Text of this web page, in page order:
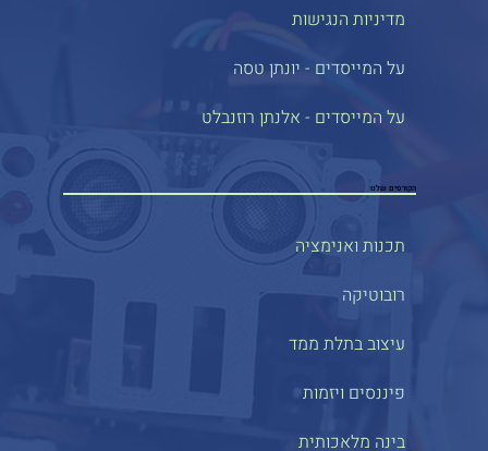
הקורסים שלנו
תכנות ואנימציה
רובוטיקה
עיצוב בתלת ממד
פיננסים ויזמות
בינה מלאכותית
מדיניות הנגישות
על המייסדים - יונתן טסה
על המייסדים - אלנתן רוזנבלט